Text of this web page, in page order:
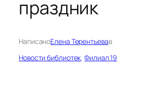
праздник
НаписаноЕлена Терентьевав
Новости библиотек, Филиал 19